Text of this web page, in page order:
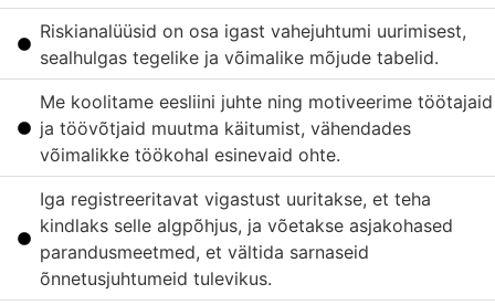
Riskianalüüsid on osa igast vahejuhtumi uurimisest,
sealhulgas tegelike ja võimalike mõjude tabelid.
Me koolitame eesliini juhte ning motiveerime töötajaid
ja töövõtjaid muutma käitumist, vähendades
võimalikke töökohal esinevaid ohte.
Iga registreeritavat vigastust uuritakse, et teha
kindlaks selle algpõhjus, ja võetakse asjakohased
parandusmeetmed, et vältida sarnaseid
õnnetusjuhtumeid tulevikus.